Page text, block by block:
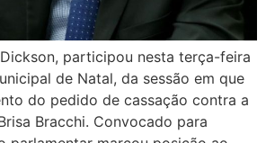
participou nesta terça-feira
de Natal, da sessão em que
do pedido de cassação contra a
Bracchi. Convocado para